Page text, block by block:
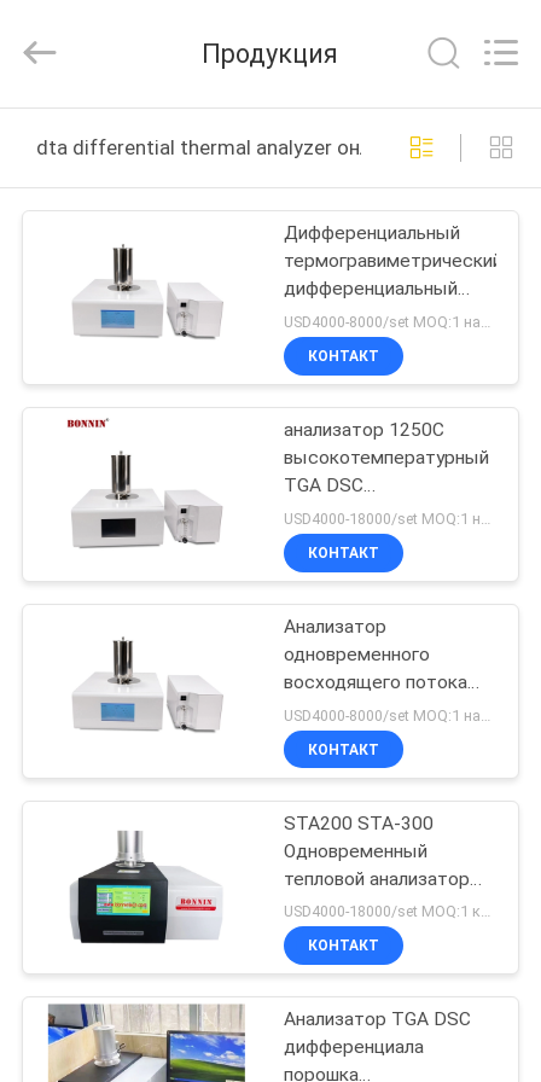
ПРОДУКТЫ
ВИДЕО
НАС
ПУТЕШЕСТВИЕ
ФАБРИКИ
ПРОВЕРКА
КАЧЕСТВА
СВЯЖИТЕСЬ
СПРОСИТЕ
ЦИТАТУ
КАРТА
САЙТА
PRIVACY
Rights
by
Продукция
dta differential thermal analyzer онлайн производство
Дифференциальный
термогравиметрический
дифференциальный
термический анализ
TGA DTA DSC
USD4000-8000/set MOQ:1 набор
КОНТАКТ
анализатор 1250C
высокотемпературный
TGA DSC
одновременный
термальный
КОНТАКТ
Анализатор
одновременного
восходящего потока
теплого воздуха
резиновый TGA
STA1000 TGA-DTA-DSC
КОНТАКТ
STA200 STA-300
Одновременный
тепловой анализатор
Дифференциальный
синхронный тепловой
анализатор TGA DSC
USD4000-18000/set MOQ:1 комплект
КОНТАКТ
Анализатор TGA DSC
дифференциала
порошка